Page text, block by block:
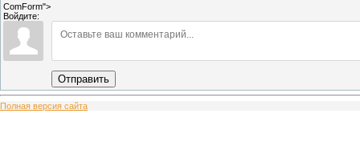
ComForm">
Войдите:
Отправить
Полная версия сайта